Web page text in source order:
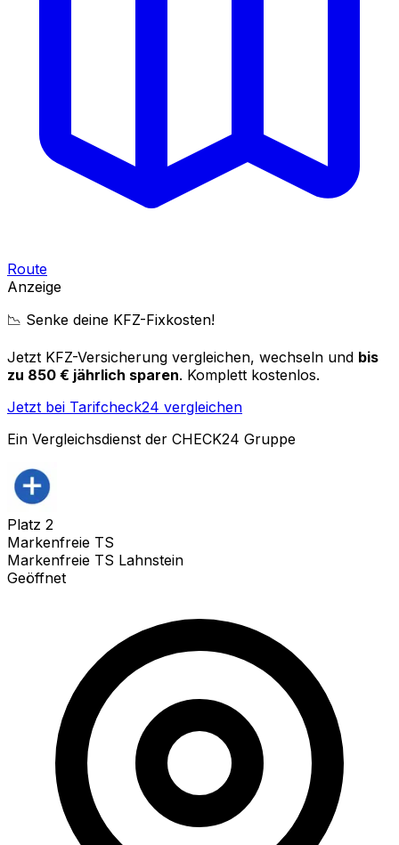
Route
Anzeige
📉 Senke deine KFZ-Fixkosten!
Jetzt KFZ-Versicherung vergleichen, wechseln und bis
zu 850 € jährlich sparen. Komplett kostenlos.
Jetzt bei Tarifcheck24 vergleichen
Ein Vergleichsdienst der CHECK24 Gruppe
Platz 2
Markenfreie TS
Markenfreie TS Lahnstein
Geöffnet